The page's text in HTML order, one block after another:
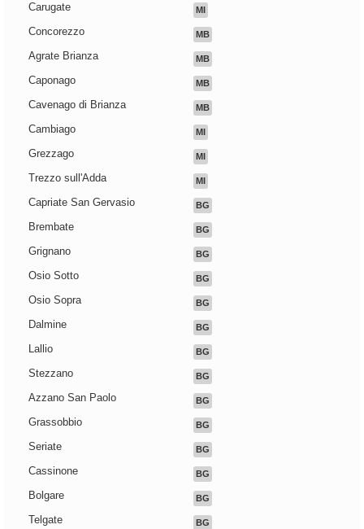
Carugate MI
Concorezzo MB
Agrate Brianza MB
Caponago MB
Cavenago di Brianza MB
Cambiago MI
Grezzago MI
Trezzo sull'Adda MI
Capriate San Gervasio BG
Brembate BG
Grignano BG
Osio Sotto BG
Osio Sopra BG
Dalmine BG
Lallio BG
Stezzano BG
Azzano San Paolo BG
Grassobbio BG
Seriate BG
Cassinone BG
Bolgare BG
Telgate BG